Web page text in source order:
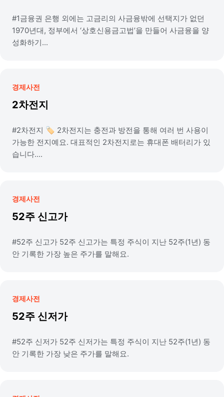
#1금융권 은행 외에는 고금리의 사금융밖에 선택지가 없던
1970년대, 정부에서 ‘상호신용금고법’을 만들어 사금융을 양
성화하기...
경제사전
2차전지
#2차전지 🏷️ 2차전지는 충전과 방전을 통해 여러 번 사용이
가능한 전지예요. 대표적인 2차전지로는 휴대폰 배터리가 있
습니다....
경제사전
52주 신고가
#52주 신고가 52주 신고가는 특정 주식이 지난 52주(1년) 동
안 기록한 가장 높은 주가를 말해요.
경제사전
52주 신저가
#52주 신저가 52주 신저가는 특정 주식이 지난 52주(1년) 동
안 기록한 가장 낮은 주가를 말해요.